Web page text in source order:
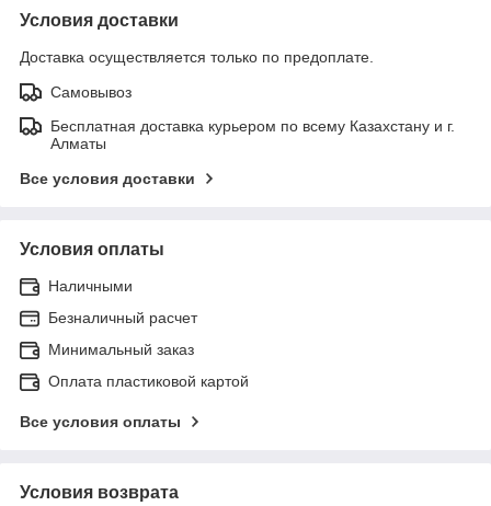
Условия доставки
Доставка осуществляется только по предоплате.
Самовывоз
Бесплатная доставка курьером по всему Казахстану и г.
Алматы
Все условия доставки
Условия оплаты
Наличными
Безналичный расчет
Минимальный заказ
Оплата пластиковой картой
Все условия оплаты
Условия возврата